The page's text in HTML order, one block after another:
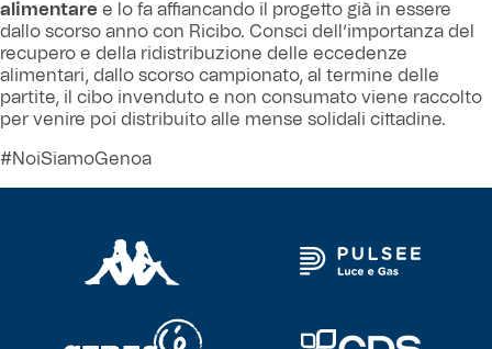
Caffè Boasi x Genoa
Helan x Genoa
Isolani x Genoa
Fortissimo batte il mio cuor
alimentare e lo fa affiancando il progetto già in essere
dallo scorso anno con Ricibo. Consci dell’importanza del
recupero e della ridistribuzione delle eccedenze
alimentari, dallo scorso campionato, al termine delle
partite, il cibo invenduto e non consumato viene raccolto
per venire poi distribuito alle mense solidali cittadine.
#NoiSiamoGenoa